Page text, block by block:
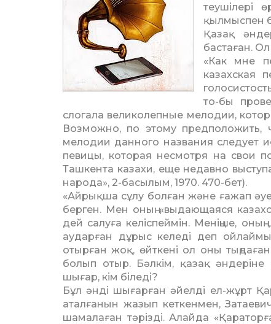
теу­шілері
қылмыспен
Қазақ
бастаған.
«Как мне
казахская
то-бы
слогала вели­ко­леп­­ные мелодии,
Возможно, по этому предположить,
мелодии данного названия сле­дует
певицы, которая несмотря на свои
Ташкента казахи, еще недавно
народа», 2-басылым, 1970. 470-бет).
«Айрықша сұлу болған және ғажап
берген. Мен оның «выдаю­щаяся
дей салуға келіс­пеймін. Меніңше,
аударған дұрыс келеді деп
отырған жоқ, өйткені ол оны
болып отыр. Бәлкім, қазақ
шығар, кім біледі?
Бұл әнді шығарған әйелді ел-жұрт
аталғанын жазып кеткен­мен,
шамалаған тәрізді. Алайда